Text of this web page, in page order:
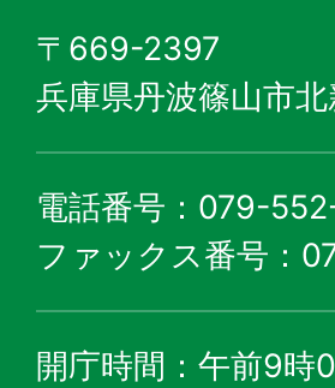
〒669-2397
兵庫県丹波篠山市北
電話番号：079-
ファックス番号：
開庁時間：午前9